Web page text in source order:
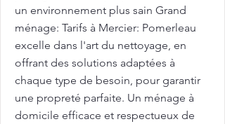
un environnement plus sain Grand
ménage: Tarifs à Mercier: Pomerleau
excelle dans l'art du nettoyage, en
offrant des solutions adaptées à
chaque type de besoin, pour garantir
une propreté parfaite. Un ménage à
domicile efficace et respectueux de